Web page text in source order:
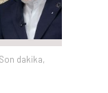
Son dakika,